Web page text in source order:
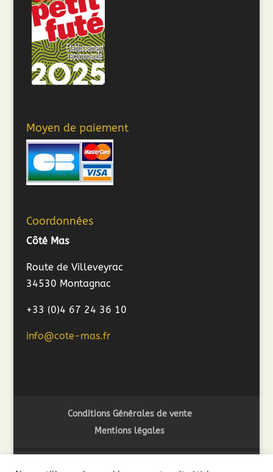
Moyen de paiement
Coordonnées
Côté Mas
Route de Villeveyrac
34530 Montagnac
+33 (0)4 67 24 36 10
info@cote-mas.fr
Conditions Générales de vente
Mentions légales